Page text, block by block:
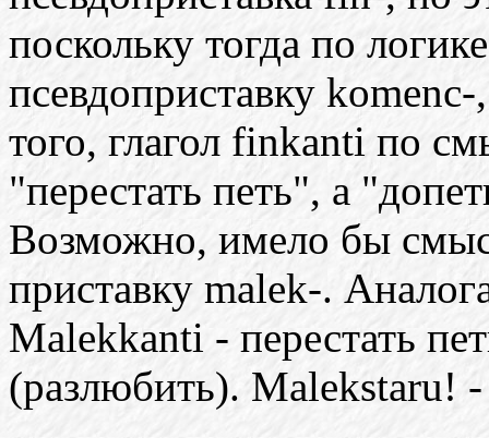
поскольку тогда по
псевдоприставку
того, глагол finkanti по
"перестать петь", а
Возможно, имело бы
приставку malek-.
Malekkanti - перестать
(разлюбить). Malekstaru! -